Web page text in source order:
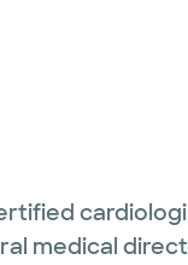
medical